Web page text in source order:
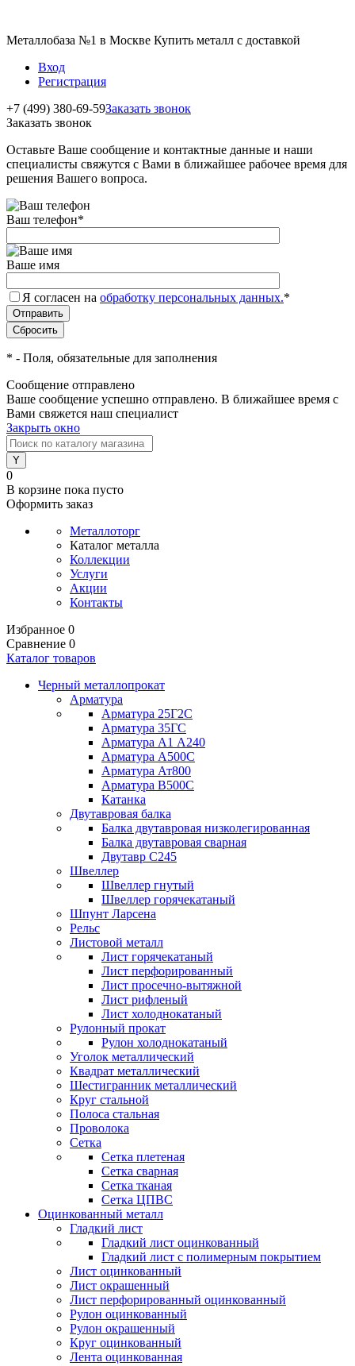
Металлобаза №1 в Москве Купить металл с доставкой
Вход
Регистрация
+7 (499) 380-69-59Заказать звонок
Заказать звонок
Оставьте Ваше сообщение и контактные данные и наши
специалисты свяжутся с Вами в ближайшее рабочее время для
решения Вашего вопроса.
Ваш телефон*
Ваше имя
Я согласен на обработку персональных данных.*
* - Поля, обязательные для заполнения
Сообщение отправлено
Ваше сообщение успешно отправлено. В ближайшее время с
Вами свяжется наш специалист
Закрыть окно
0
В корзине пока пусто
Оформить заказ
Металлоторг
Каталог металла
Коллекции
Услуги
Акции
Контакты
Избранное 0
Сравнение 0
Каталог товаров
Черный металлопрокат
Арматура
Арматура 25Г2С
Арматура 35ГС
Арматура А1 А240
Арматура А500С
Арматура Ат800
Арматура В500С
Катанка
Двутавровая балка
Балка двутавровая низколегированная
Балка двутавровая сварная
Двутавр С245
Швеллер
Швеллер гнутый
Швеллер горячекатаный
Шпунт Ларсена
Рельс
Листовой металл
Лист горячекатаный
Лист перфорированный
Лист просечно-вытяжной
Лист рифленый
Лист холоднокатаный
Рулонный прокат
Рулон холоднокатаный
Уголок металлический
Квадрат металлический
Шестигранник металлический
Круг стальной
Полоса стальная
Проволока
Сетка
Сетка плетеная
Сетка сварная
Сетка тканая
Сетка ЦПВС
Оцинкованный металл
Гладкий лист
Гладкий лист оцинкованный
Гладкий лист с полимерным покрытием
Лист оцинкованный
Лист окрашенный
Лист перфорированный оцинкованный
Рулон оцинкованный
Рулон окрашенный
Круг оцинкованный
Лента оцинкованная